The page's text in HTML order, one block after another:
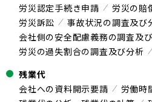
労災認定手続き申請
労災の賠
労災訴訟
事故状況の調査及び
会社側の安全配慮義務の調査及
労災の過失割合の調査及び分析
残業代
会社への資料開示要請
労働時